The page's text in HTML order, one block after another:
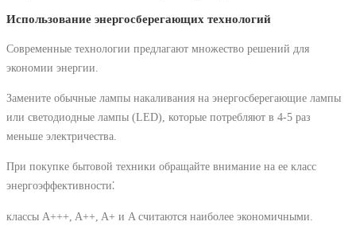
Использование энергосберегающих технологий
Современные технологии предлагают множество решений для
экономии энергии.
Замените обычные лампы накаливания на энергосберегающие лампы
или светодиодные лампы (LED), которые потребляют в 4-5 раз
меньше электричества.
При покупке бытовой техники обращайте внимание на ее класс
энергоэффективности⁚
классы A+++, A++, A+ и A считаются наиболее экономичными.